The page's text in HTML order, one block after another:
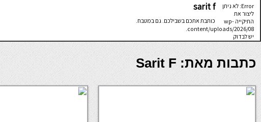
Error: לא ניתן
ליצור את
התיקייה wp-
content/uploads/2026/08.
יש לבדוק
שתיקיית האב
שלה ניתנת
לכתיבה.
sarit f
כותבת אתכם בשבילכם. גם במטבח.
כתבות מאת: Sarit F